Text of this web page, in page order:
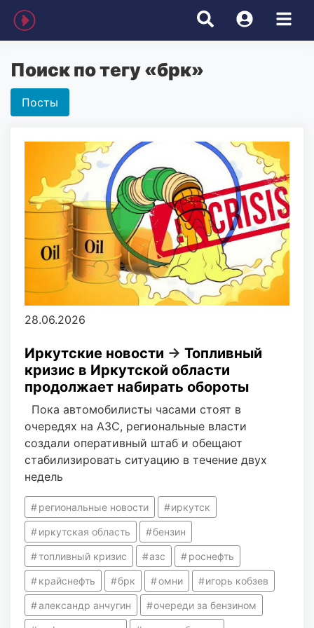
Поиск по тегу «брк»
Посты
28.06.2026
Иркутские новости → Топливный
кризис в Иркутской области
продолжает набирать обороты
Пока автомобилисты часами стоят в
очередях на АЗС, региональные власти
создали оперативный штаб и обещают
стабилизировать ситуацию в течение двух
недель
региональные новости иркутск
иркутская область бензин
топливный кризис азс роснефть
крайснефть брк омни игорь кобзев
александр анчугин очереди за бензином